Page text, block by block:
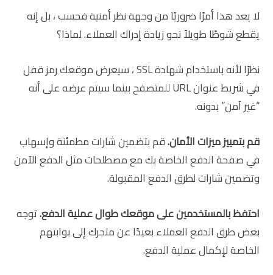
لا يعد هذا أمرًا ضروريًا من وجهة نظر أمنية فحسب ، بل إنه
يقطع شوطًا طويلاً نحو زيادة إدراك العملاء. لماذا؟
نظرًا لأنه باستخدام شهادة SSL ، سيعرض موقعك رمز قفل
في شريط عنوان URL للمتصفح بينما سيتم عرضه على أنه
“غير آمن” بدونه.
قم بتمييز ميزات الأمان.قم بتضمين شارات مطمئنة وإسهاب
في صفحة الدفع الخاصة بك مع مصطلحات مثل الدفع الآمن
وتضمين شارات لطرق الدفع المقبولة.
احتفظ بالمستخدمين على موقعك طوال عملية الدفع.توجه
بعض طرق الدفع العملاء بعيدًا عن متجرك إلى بوابتهم
الخاصة لإكمال عملية الدفع.